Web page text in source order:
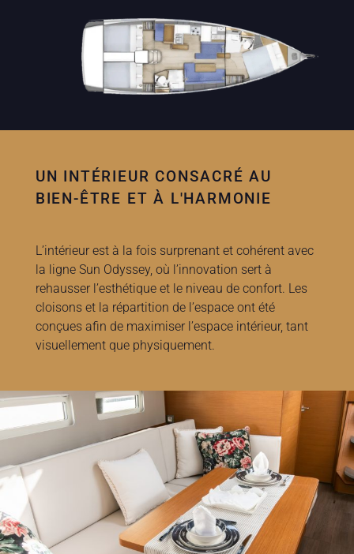
UN INTÉRIEUR CONSACRÉ AU
BIEN-ÊTRE ET À L'HARMONIE
L’intérieur est à la fois surprenant et cohérent avec
la ligne Sun Odyssey, où l’innovation sert à
rehausser l’esthétique et le niveau de confort. Les
cloisons et la répartition de l’espace ont été
conçues afin de maximiser l’espace intérieur, tant
visuellement que physiquement.